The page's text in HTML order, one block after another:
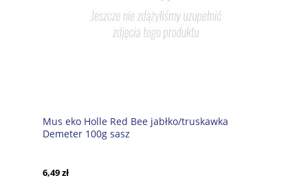
Mus eko Holle Red Bee jabłko/truskawka
Demeter 100g sasz
6,49 zł